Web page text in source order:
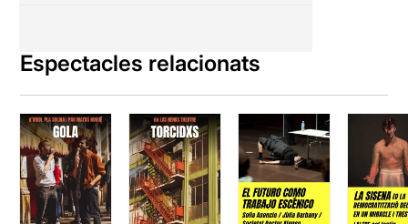
Espectacles relacionats